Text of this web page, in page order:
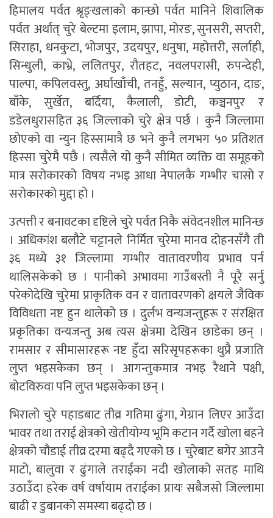
हिमालय पर्वत श्रृङ्खलाको कान्छो पर्वत मानिने शिवालिक
पर्वत अर्थात् चुरे बेल्टमा इलाम, झापा, मोरङ, सुनसरी, सप्तरी,
सिराहा, धनकुटा, भोजपुर, उदयपुर, धनुषा, महोत्तरी, सर्लाही,
सिन्धुली, काभ्रे, ललितपुर, रौतहट, नवलपरासी, रुपन्देही,
पाल्पा, कपिलवस्तु, अर्घाखाँची, तनहुँ, सल्यान, प्युठान, दाङ,
बाँके, सुर्खेत, बर्दिया, कैलाली, डोटी, कञ्चनपुर र
डडेलधुरासहित ३६ जिल्लाको चुरे क्षेत्र पर्छ । कुनै जिल्लामा
छोएको वा न्युन हिस्सामात्रै छ भने कुनै लगभग ५० प्रतिशत
हिस्सा चुरेमै पछै । त्यसैले यो कुनै सीमित व्यक्ति वा समूहको
मात्र सरोकारको विषय नभइ आधा नेपालकै गम्भीर चासो र
सरोकारको मुद्दा हो ।
उत्पत्ती र बनावटका दृष्टिले चुरे पर्वत निकै संवेदनशील मानिन्छ
। अधिकांश बलौटे चट्टानले निर्मित चुरेमा मानव दोहनसँगै ती
३६ मध्ये ३१ जिल्लामा गम्भीर वातावरणीय प्रभाव पर्न
थालिसकेको छ । पानीको अभावमा गाउँबस्ती नै पूरै सर्नु
परेकोदेखि चुरेमा प्राकृतिक वन र वातावरणको क्षयले जैविक
विविधता नष्ट हुन थालेको छ । दुर्लभ वन्यजन्तुहरू र संरक्षित
प्रकृतिका वन्यजन्तु अब त्यस क्षेत्रमा देखिन छाडेका छन् ।
रामसार र सीमासारहरू नष्ट हुँदा सरिसृपहरूका थुप्रै प्रजाति
लुप्त भइसकेका छन् । आगन्तुकमात्र नभइ रैथाने पक्षी,
बोटविरुवा पनि लुप्त भइसकेका छन् ।
भिरालो चुरे पहाडबाट तीव्र गतिमा ढुंगा, गेग्रान लिएर आउँदा
भावर तथा तराई क्षेत्रको खेतीयोग्य भूमि कटान गर्दै खोला बहने
क्षेत्रको चौडाई तीव्र दरमा बढ्दै गएको छ । चुरेबाट बगेर आउने
माटो, बालुवा र ढुंगाले तराईका नदी खोलाको सतह माथि
उठाउँदा हरेक वर्ष वर्षायाम तराईका प्रायः सबैजसो जिल्लामा
बाढी र डुबानको समस्या बढ्दो छ ।